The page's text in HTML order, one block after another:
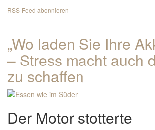
RSS-Feed abonnieren
„Wo laden Sie Ihre
– Stress macht auch
zu schaffen
Der Motor stotterte